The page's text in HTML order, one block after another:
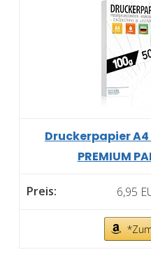
Druckerpapier
PREMIUM
6,95